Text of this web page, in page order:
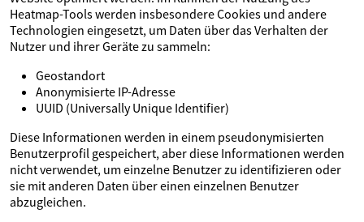
Heatmap-Tools werden insbesondere Cookies und andere
Technologien eingesetzt, um Daten über das Verhalten der
Nutzer und ihrer Geräte zu sammeln:
Geostandort
Anonymisierte IP-Adresse
UUID (Universally Unique Identifier)
Diese Informationen werden in einem pseudonymisierten
Benutzerprofil gespeichert, aber diese Informationen werden
nicht verwendet, um einzelne Benutzer zu identifizieren oder
sie mit anderen Daten über einen einzelnen Benutzer
abzugleichen.